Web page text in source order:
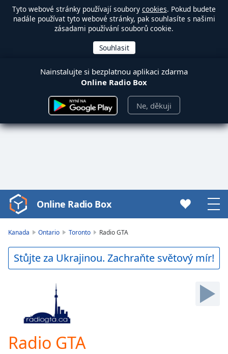
Tyto webové stránky používají soubory cookies. Pokud budete
nadále používat tyto webové stránky, pak souhlasíte s našimi
zásadami používání souborů cookie.
Nainstalujte si bezplatnou aplikaci zdarma
Online Radio Box
Ne, děkuji
Video
Player
Play
Video
Current
Time0:00
Online Radio Box
Kanada Ontario Toronto Radio GTA
Stůjte za Ukrajinou. Zachraňte světový mír!
Radio GTA